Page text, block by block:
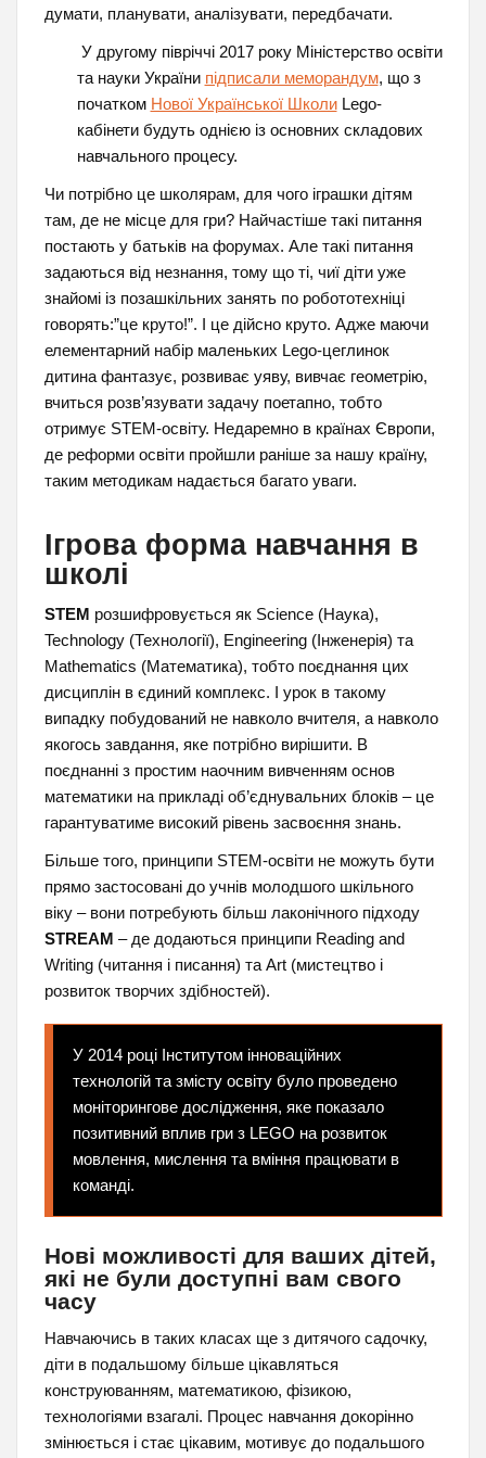
думати, планувати, аналізувати, передбачати.
У другому півріччі 2017 року Міністерство освіти
та науки України підписали меморандум, що з
початком Нової Української ШколиLego-
кабінети будуть однією із основних складових
навчального процесу.
Чи потрібно це школярам, для чого іграшки дітям
там, де не місце для гри? Найчастіше такі питання
постають у батьків на форумах. Але такі питання
задаються від незнання, тому що ті, чиї діти уже
знайомі із позашкільних занять по робототехніці
говорять:”це круто!”. І це дійсно круто. Адже маючи
елементарний набір маленьких Lego-цеглинок
дитина фантазує, розвиває уяву, вивчає геометрію,
вчиться розв’язувати задачу поетапно, тобто
отримує STEM-освіту. Недаремно в країнах Європи,
де реформи освіти пройшли раніше за нашу країну,
таким методикам надається багато уваги.
Ігрова форма навчання в
школі
STEM розшифровується як Science (Наука),
Technology (Технології), Engineering (Інженерія) та
Mathematics (Математика), тобто поєднання цих
дисциплін в єдиний комплекс. І урок в такому
випадку побудований не навколо вчителя, а навколо
якогось завдання, яке потрібно вирішити. В
поєднанні з простим наочним вивченням основ
математики на прикладі об’єднувальних блоків – це
гарантуватиме високий рівень засвоєння знань.
Більше того, принципи STEM-освіти не можуть бути
прямо застосовані до учнів молодшого шкільного
віку – вони потребують більш лаконічного підходу
STREAM – де додаються принципи Reading and
Writing (читання і писання) та Art (мистецтво і
розвиток творчих здібностей).
У 2014 році Інститутом інноваційних
технологій та змісту освіту було проведено
моніторингове дослідження, яке показало
позитивний вплив гри з LEGO на розвиток
мовлення, мислення та вміння працювати в
команді.
Нові можливості для ваших дітей,
які не були доступні вам свого
часу
Навчаючись в таких класах ще з дитячого садочку,
діти в подальшому більше цікавляться
конструюванням, математикою, фізикою,
технологіями взагалі. Процес навчання докорінно
змінюється і стає цікавим, мотивує до подальшого